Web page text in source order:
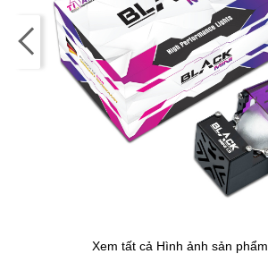
Xem tất cả Hình ảnh sản phẩm